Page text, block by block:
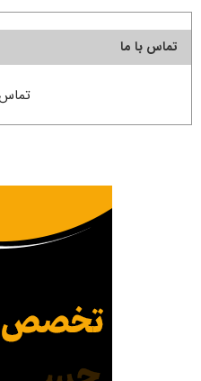
تماس با ما